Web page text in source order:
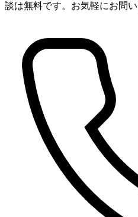
談は無料です。お気軽にお問い